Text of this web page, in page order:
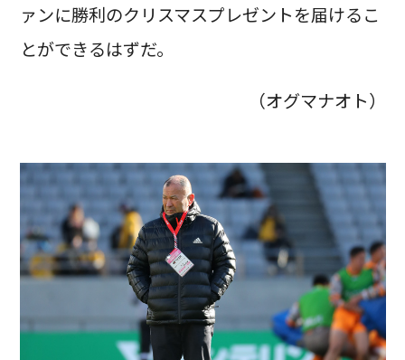
ァンに勝利のクリスマスプレゼントを届けるこ
とができるはずだ。
（オグマナオト）